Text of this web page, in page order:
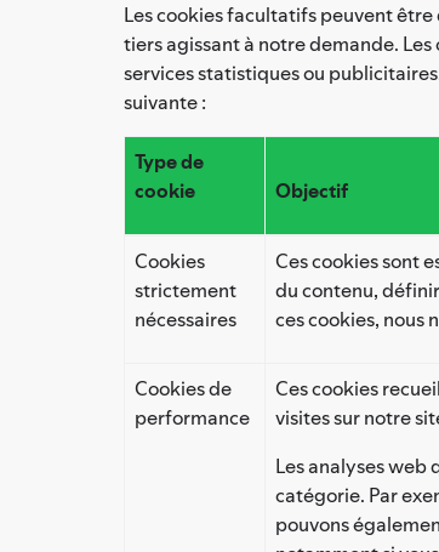
Les cookies facultatifs peuvent
tiers agissant à notre demande.
services statistiques ou
suivante :
Type de
cookie
Objectif
Cookies
strictement
nécessaires
Ces cookies sont
du contenu,
ces cookies, nous
Cookies de
performance
Ces cookies
visites sur notre
Les analyses
catégorie. Par
pouvons